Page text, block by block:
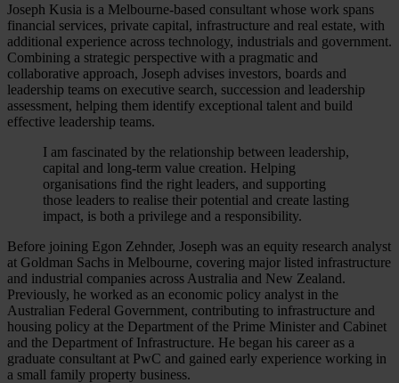
Joseph Kusia is a Melbourne-based consultant whose work spans
financial services, private capital, infrastructure and real estate, with
additional experience across technology, industrials and government.
Combining a strategic perspective with a pragmatic and
collaborative approach, Joseph advises investors, boards and
leadership teams on executive search, succession and leadership
assessment, helping them identify exceptional talent and build
effective leadership teams.
I am fascinated by the relationship between leadership,
capital and long-term value creation. Helping
organisations find the right leaders, and supporting
those leaders to realise their potential and create lasting
impact, is both a privilege and a responsibility.
Before joining Egon Zehnder, Joseph was an equity research analyst
at Goldman Sachs in Melbourne, covering major listed infrastructure
and industrial companies across Australia and New Zealand.
Previously, he worked as an economic policy analyst in the
Australian Federal Government, contributing to infrastructure and
housing policy at the Department of the Prime Minister and Cabinet
and the Department of Infrastructure. He began his career as a
graduate consultant at PwC and gained early experience working in
a small family property business.